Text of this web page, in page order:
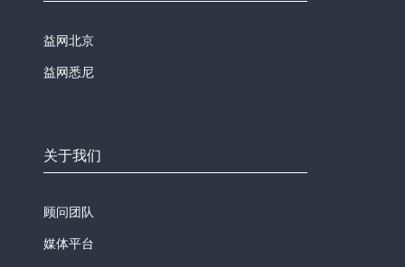
益网北京
益网悉尼
关于我们
顾问团队
媒体平台